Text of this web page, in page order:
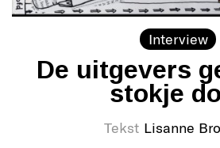
Interview
De uitgevers
stokje
Tekst Lisanne